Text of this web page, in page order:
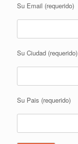
Su Email (requerido)
Su Ciudad (requerido)
Su Pais (requerido)